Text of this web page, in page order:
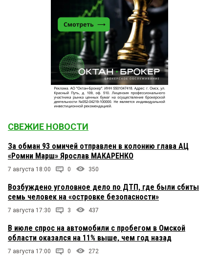
СВЕЖИЕ НОВОСТИ
За обман 93 омичей отправлен в колонию глава АЦ
«Ромни Марш» Ярослав МАКАРЕНКО
7 августа 18:00 0 350
Возбуждено уголовное дело по ДТП, где были сбиты
семь человек на «островке безопасности»
7 августа 17:30 3 437
В июле спрос на автомобили с пробегом в Омской
области оказался на 11% выше, чем год назад
7 августа 17:00 0 272